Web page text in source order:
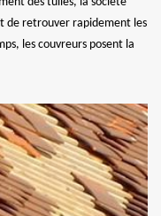
de retrouver rapidement les
les couvreurs posent la